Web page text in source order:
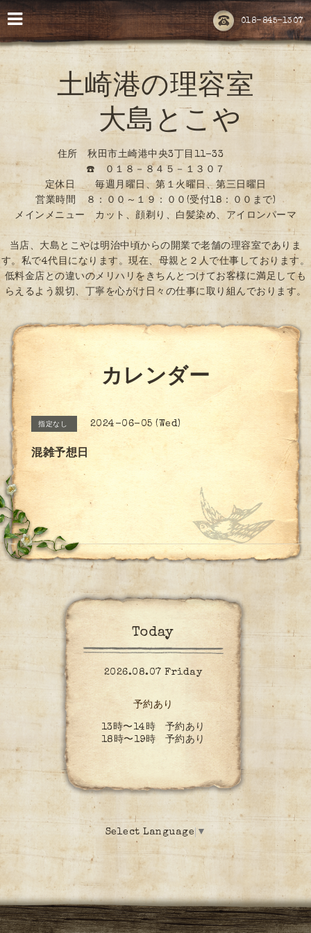
018-845-1307
土崎港の理容室
大島とこや
住所 秋田市土崎港中央3丁目11-33
☎️ ０１８－８４５－１３０７
定休日 毎週月曜日、第１火曜日、第三日曜日
営業時間 ８：００～１９：００(受付18：００まで)
メインメニュー カット、顔剃り、白髪染め、アイロンパーマ
当店、大島とこやは明治中頃からの開業で老舗の理容室でありま
す。私で4代目になります。現在、母親と２人で仕事しております。
低料金店との違いのメリハリをきちんとつけてお客様に満足しても
らえるよう親切、丁寧を心がけ日々の仕事に取り組んでおります。
カレンダー
指定なし 2024-06-05 (Wed)
混雑予想日
Today
2026.08.07 Friday
予約あり
13時〜14時 予約あり
18時〜19時 予約あり
Select Language ▼